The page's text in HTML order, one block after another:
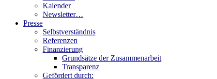
Kalender
Newsletter…
Presse
Selbstverständnis
Referenzen
Finanzierung
Grundsätze der Zusammenarbeit
Transparenz
Gefördert durch: